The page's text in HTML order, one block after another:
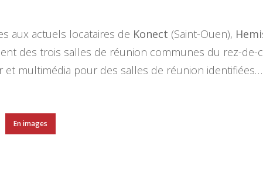
aux actuels locataires de Konect (Saint-Ouen),
des trois salles de réunion communes du rez-de-
et multimédia pour des salles de réunion
En images